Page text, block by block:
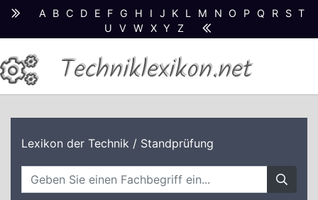
A B C D E F G H I J K L M N O P Q R S T
U
V W X Y Z
Techniklexikon.net
Lexikon der Technik / Standprüfung